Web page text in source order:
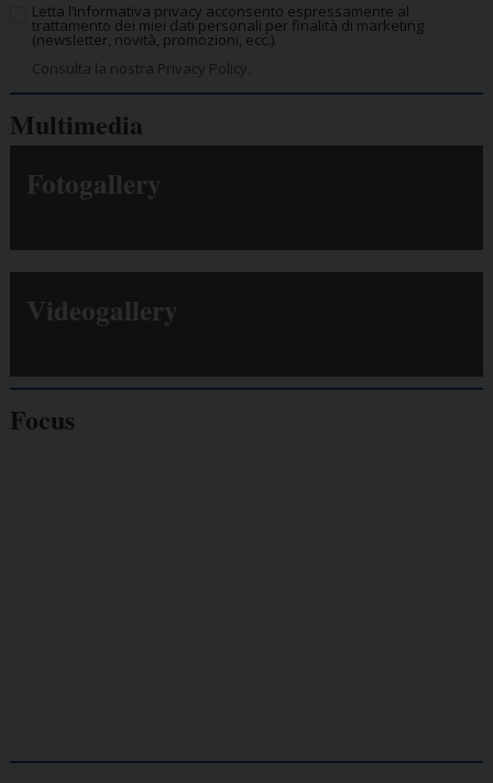
Letta l’informativa privacy acconsento espressamente al
trattamento dei miei dati personali per finalità di marketing
(newsletter, novità, promozioni, ecc.).
Consulta la nostra Privacy Policy.
Multimedia
Fotogallery
Videogallery
Focus